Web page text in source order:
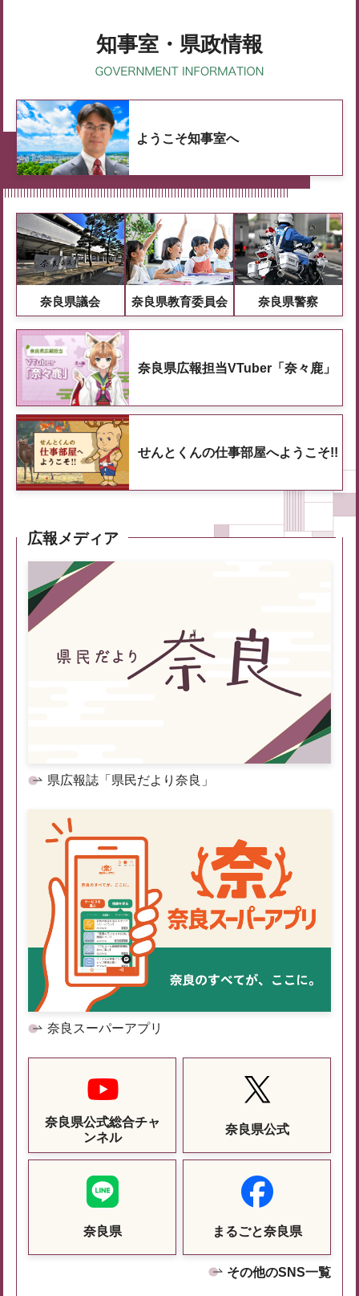
知事室・県政情報
ようこそ知事室へ
奈良県議会 奈良県教育委員会 奈良県警察
奈良県広報担当VTuber「奈々鹿」
せんとくんの仕事部屋へようこそ!!
広報メディア
県広報誌「県民だより奈良」
奈良スーパーアプリ
奈良県公式総合チャ
ンネル
奈良県公式
奈良県 まるごと奈良県
その他のSNS一覧